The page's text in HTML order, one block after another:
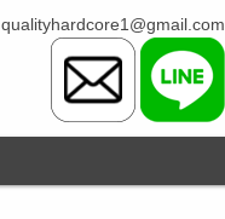
qualityhardcore1@gmail.com